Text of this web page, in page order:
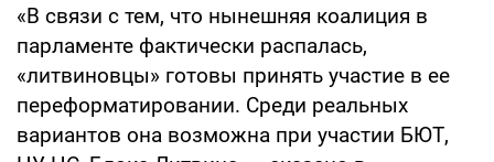
«В связи с тем, что нынешняя коалиция в
парламенте фактически распалась,
«литвиновцы» готовы принять участие в ее
переформатировании. Среди реальных
вариантов она возможна при участии БЮТ,